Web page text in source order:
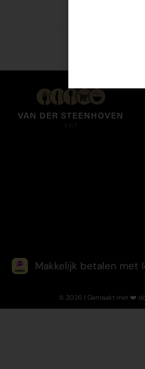
Makkelijk betalen met
© 2026 | Gemaakt met ❤️